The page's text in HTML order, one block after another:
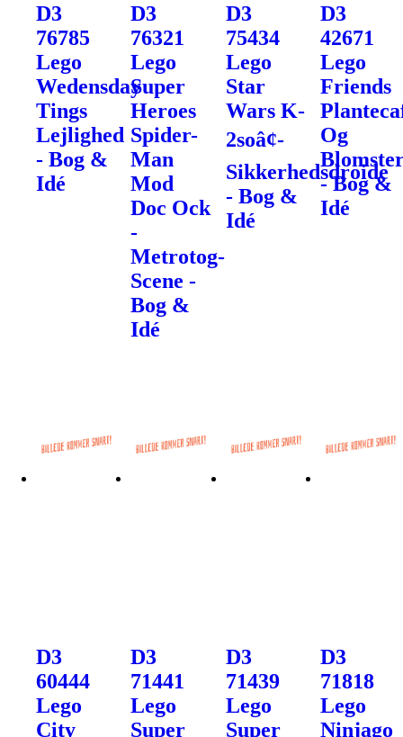
D3
76785
Lego
Wedensday
Tings
Lejlighed
- Bog &
Idé
D3
76321
Lego
Super
Heroes
Spider-
Man
Mod
Doc Ock
-
Metrotog-
Scene -
Bog &
Idé
D3
75434
Lego
Star
Wars K-
2soâ¢-
Sikkerhedsdroide
- Bog &
Idé
D3
42671
Lego
Friends
Og
- Bog &
Idé
D3
60444
Lego
City
D3
71441
Lego
Super
D3
71439
Lego
Super
D3
71818
Lego
Ninjago